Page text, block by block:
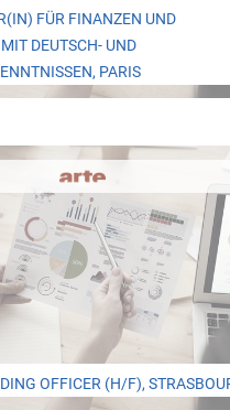
FÜR FINANZEN UND
DEUTSCH- UND
PARIS
OFFICER (H/F),